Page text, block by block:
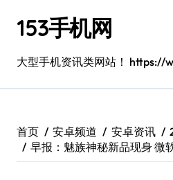
153手机网
大型手机资讯类网站！ https://
首页 安卓频道 安卓资讯
早报：魅族神秘新品现身 微